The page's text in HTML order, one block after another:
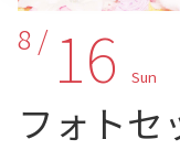
8 / 16 Sun
フォトセ